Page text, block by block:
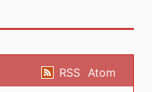
RSS Atom